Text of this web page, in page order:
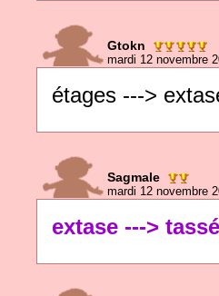
Gtokn
mardi 12 novembre
étages --->
Sagmale
mardi 12 novembre
extase --->